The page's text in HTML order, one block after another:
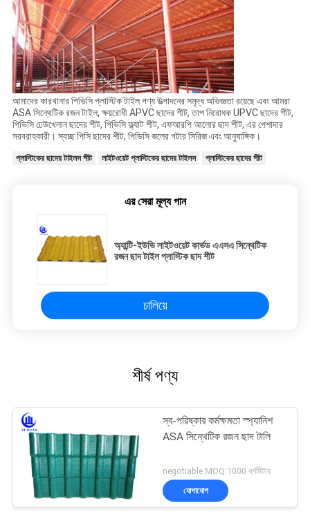
আমাদের কারখানার পিভিসি প্লাস্টিক টাইল পণ্য উত্পাদনের সমৃদ্ধ অভিজ্ঞতা রয়েছে এবং আমরা
ASA সিন্থেটিক রজন টাইল, ক্ষয়রোধী APVC ছাদের শীট, তাপ নিরোধক UPVC ছাদের শীট,
পিভিসি ঢেউখেলান ছাদের শীট, পিভিসি ফ্ল্যাট শীট, এফআরপি আলোর ছাদ শীট, এর পেশাদার
সরবরাহকারী। স্বচ্ছ পিসি ছাদের শীট, পিভিসি জলের গটার সিরিজ এবং আনুষাঙ্গিক।
প্লাস্টিকের ছাদের টাইলস শীট লাইটওয়েট প্লাস্টিকের ছাদের টাইলস প্লাস্টিকের ছাদের শীট
এর সেরা মূল্য পান
অ্যান্টি-ইউভি লাইটওয়েট কার্ভড এএসএ সিন্থেটিক
রজন ছাদ টাইল প্লাস্টিক ছাদ শীট
চালিয়ে
শীর্ষ পণ্য
স্ব-পরিষ্কার কর্মক্ষমতা স্প্যানিশ
ASA সিন্থেটিক রজন ছাদ টালি
negotiable MOQ:1000 বর্গমিটার
যোগাযোগ